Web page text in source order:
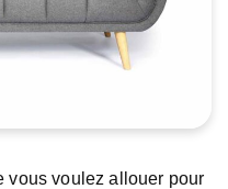
vous voulez allouer pour